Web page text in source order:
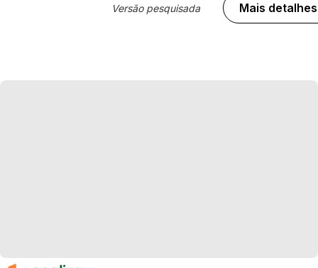
Versão pesquisada Mais detalhes